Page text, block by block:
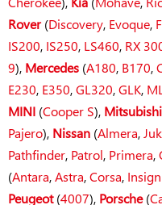
Rover(Discovery, Evoque,
IS200, IS250, LS460, RX
9), Mercedes (A180, B170,
E230, E350,GL320,GLK,
MINI (Cooper S), Mitsubishi
Pajero), Nissan (Almera,
Pathfinder, Patrol, Primera,
(Antara,Astra,Corsa,
Peugeot(4007), Porsche(